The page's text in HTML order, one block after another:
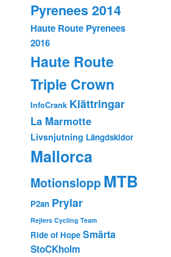
Pyrenees 2014
Haute Route Pyrenees
2016
Haute Route
Triple Crown
InfoCrank Klättringar
La Marmotte
Livsnjutning Längdskidor
Mallorca
MotionsloppMTB
P2an Prylar
Rejlers Cycling Team
Ride of Hope Smärta
StoCKholm